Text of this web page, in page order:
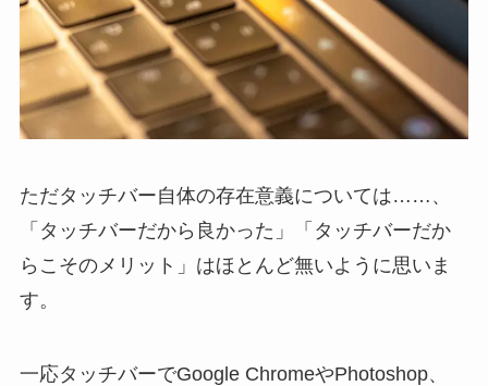
ただタッチバー自体の存在意義については……、
「タッチバーだから良かった」「タッチバーだか
らこそのメリット」はほとんど無いように思いま
す。
一応タッチバーでGoogle ChromeやPhotoshop、